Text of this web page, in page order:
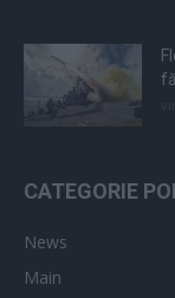
CATEGORIE
News
Main